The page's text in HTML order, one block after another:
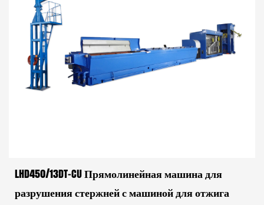
LHD450/13DT-CU Прямолинейная машина для
разрушения стержней с машиной для отжига